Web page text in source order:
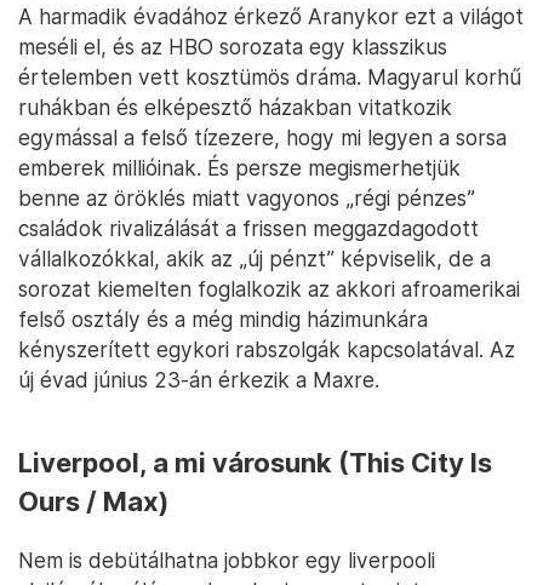
A harmadik évadához érkező Aranykor ezt a világot
meséli el, és az HBO sorozata egy klasszikus
értelemben vett kosztümös dráma. Magyarul korhű
ruhákban és elképesztő házakban vitatkozik
egymással a felső tízezere, hogy mi legyen a sorsa
emberek millióinak. És persze megismerhetjük
benne az öröklés miatt vagyonos „régi pénzes”
családok rivalizálását a frissen meggazdagodott
vállalkozókkal, akik az „új pénzt” képviselik, de a
sorozat kiemelten foglalkozik az akkori afroamerikai
felső osztály és a még mindig házimunkára
kényszerített egykori rabszolgák kapcsolatával. Az
új évad június 23-án érkezik a Maxre.
Liverpool, a mi városunk (This City Is
Ours / Max)
Nem is debütálhatna jobbkor egy liverpooli